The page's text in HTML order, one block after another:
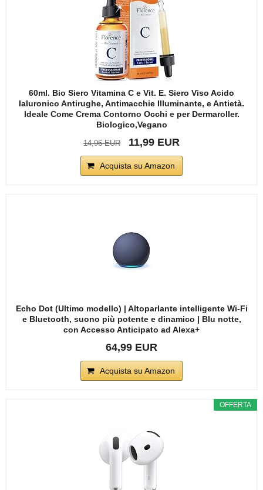
60ml. Bio Siero Vitamina C e Vit. E. Siero Viso Acido
Ialuronico Antirughe, Antimacchie Illuminante, e Antietà.
Ideale Come Crema Contorno Occhi e per Dermaroller.
Biologico,Vegano
14,96 EUR 11,99 EUR
Acquista su Amazon
Echo Dot (Ultimo modello) | Altoparlante intelligente Wi-Fi
e Bluetooth, suono più potente e dinamico | Blu notte,
con Accesso Anticipato ad Alexa+
64,99 EUR
Acquista su Amazon
OFFERTA